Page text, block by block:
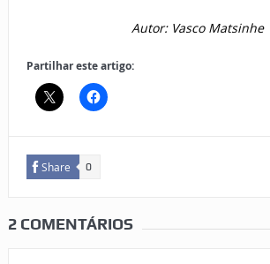
Autor: Vasco Matsinhe
Partilhar este artigo:
Share 0
2 COMENTÁRIOS